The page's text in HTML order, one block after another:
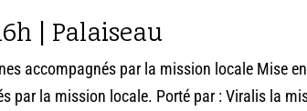
| Palaiseau
accompagnés par la mission locale Mise
par la mission locale. Porté par : Viralis la